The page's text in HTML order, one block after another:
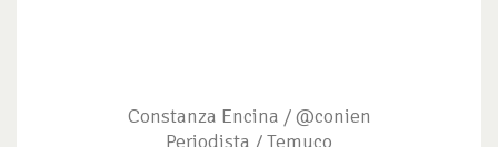
Constanza Encina / @conien
Periodista / Temuco